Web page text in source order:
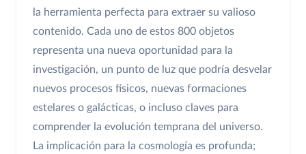
la herramienta perfecta para extraer su valioso
contenido. Cada uno de estos 800 objetos
representa una nueva oportunidad para la
investigación, un punto de luz que podría desvelar
nuevos procesos físicos, nuevas formaciones
estelares o galácticas, o incluso claves para
comprender la evolución temprana del universo.
La implicación para la cosmología es profunda;